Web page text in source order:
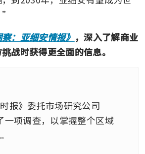
：亚细安情报》 ，深入了解商业
战时获得更全面的信息。
报》委托市场研究公司
一项调查，以掌握整个区域